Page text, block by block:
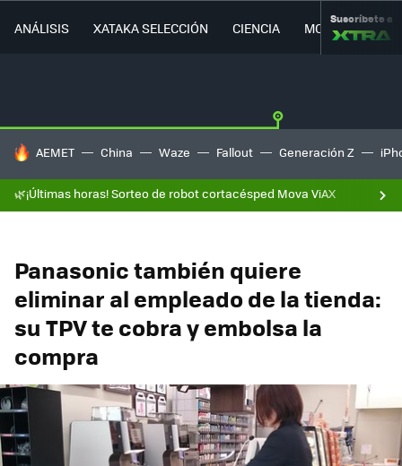
ANÁLISIS XATAKA SELECCIÓN CIENCIA MOVILIDAD
Suscríbete a
HOY SE HABLA DE
AEMET China Waze Fallout Generación Z
🌿¡Últimas horas! Sorteo de robot cortacésped Mova ViAX
Panasonic también quiere
eliminar al empleado de la tienda:
su TPV te cobra y embolsa la
compra